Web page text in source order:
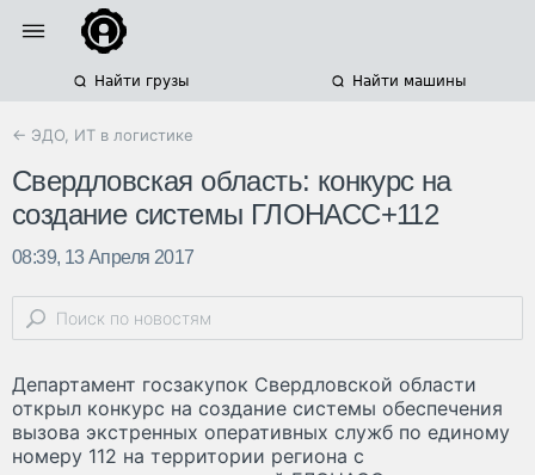
Найти грузы Найти машины
← ЭДО, ИТ в логистике
Свердловская область: конкурс на
создание системы ГЛОНАСС+112
08:39, 13 Апреля 2017
Департамент госзакупок Свердловской области
открыл конкурс на создание системы обеспечения
вызова экстренных оперативных служб по единому
номеру 112 на территории региона с